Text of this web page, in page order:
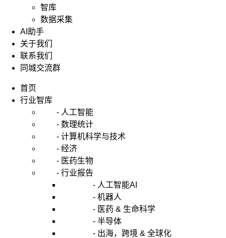
智库
数据采集
AI助手
关于我们
联系我们
同城交流群
首页
行业智库
- 人工智能
- 数理统计
- 计算机科学与技术
- 经济
- 医药生物
- 行业报告
- 人工智能AI
- 机器人
- 医药 & 生命科学
- 半导体
- 出海，跨境 & 全球化